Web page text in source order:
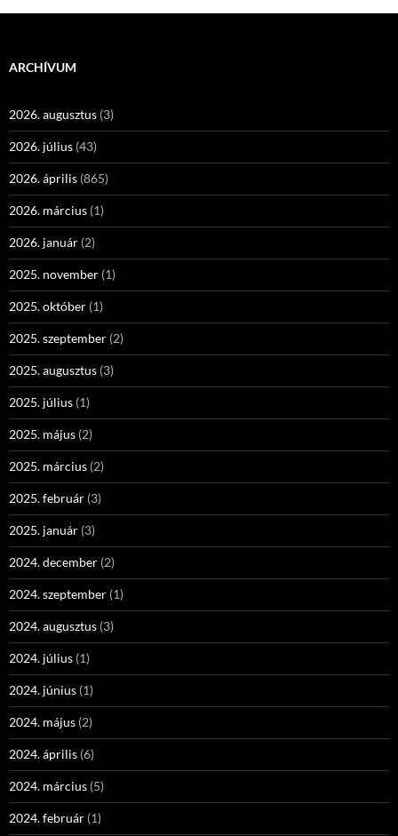
ARCHÍVUM
2026. augusztus (3)
2026. július (43)
2026. április (865)
2026. március (1)
2026. január (2)
2025. november (1)
2025. október (1)
2025. szeptember (2)
2025. augusztus (3)
2025. július (1)
2025. május (2)
2025. március (2)
2025. február (3)
2025. január (3)
2024. december (2)
2024. szeptember (1)
2024. augusztus (3)
2024. július (1)
2024. június (1)
2024. május (2)
2024. április (6)
2024. március (5)
2024. február (1)